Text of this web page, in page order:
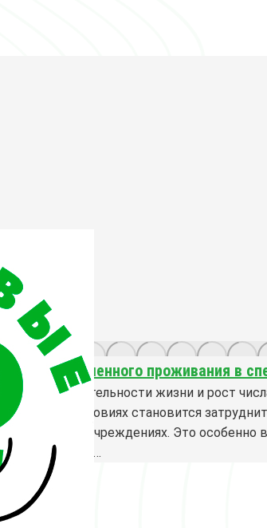
временного проживания в
продолжительности жизни и рост
домашних условиях становится
учреждениях. Это особенно
обстоятельств…